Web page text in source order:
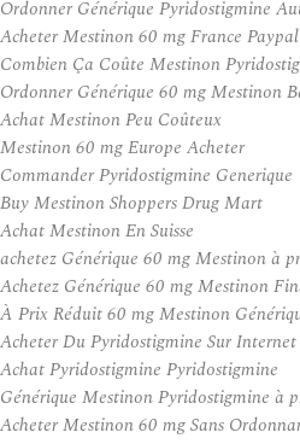
Ordonner Générique Pyridostigmine
Acheter Mestinon 60 mg France Paypal
Combien Ça Coûte Mestinon
Ordonner Générique 60 mg Mestinon
Achat Mestinon Peu Coûteux
Mestinon 60 mg Europe Acheter
Commander Pyridostigmine Generique
Buy Mestinon Shoppers Drug Mart
Achat Mestinon En Suisse
achetez Générique 60 mg Mestinon à
Achetez Générique 60 mg Mestinon
À Prix Réduit 60 mg Mestinon
Acheter Du Pyridostigmine Sur
Achat Pyridostigmine Pyridostigmine
Générique Mestinon Pyridostigmine à
Acheter Mestinon 60 mg Sans